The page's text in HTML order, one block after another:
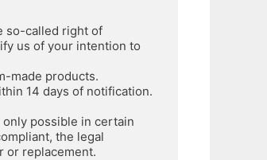
so-called right of
us of your intention to
made products.
14 days of notification.
possible in certain
the legal
or replacement.